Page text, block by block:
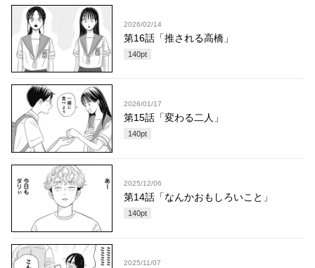
2026/02/14
第16話「推される高橋」
140pt
2026/01/17
第15話「変わる二人」
140pt
2025/12/06
第14話「なんかおもしろいこと」
140pt
2025/11/07